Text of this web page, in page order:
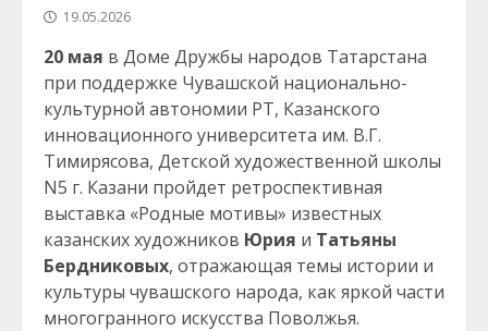
19.05.2026
20 мая в Доме Дружбы народов Татарстана
при поддержке Чувашской национально-
культурной автономии РТ, Казанского
инновационного университета им. В.Г.
Тимирясова, Детской художественной школы
N5 г. Казани пройдет ретроспективная
выставка «Родные мотивы» известных
казанских художников Юрия и Татьяны
Бердниковых, отражающая темы истории и
культуры чувашского народа, как яркой части
многогранного искусства Поволжья.